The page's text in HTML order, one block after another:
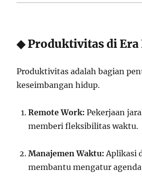
◆ Produktivitas di
Produktivitas adalah bagian
keseimbangan hidup.
Remote Work: Pekerjaan
memberi fleksibilitas waktu.
Manajemen Waktu: Aplikasi
membantu mengatur